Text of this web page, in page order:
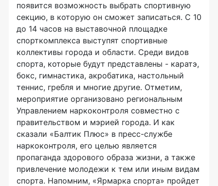
появится возможность выбрать спортивную
секцию, в которую он сможет записаться. С 10
до 14 часов на выставочной площадке
спорткомплекса выступят спортивные
коллективы города и области. Среди видов
спорта, которые будут представлены - каратэ,
бокс, гимнастика, акробатика, настольный
теннис, гребля и многие другие. Отметим,
мероприятие организовано региональным
Управлением наркоконтроля совместно с
правительством и мэрией города. И как
сказали «Балтик Плюс» в пресс-службе
наркоконтроля, его целью является
пропаганда здорового образа жизни, а также
привлечение молодежи к тем или иным видам
спорта. Напомним, «Ярмарка спорта» пройдет